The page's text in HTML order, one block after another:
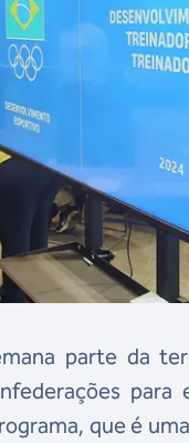
parte da
para
que é